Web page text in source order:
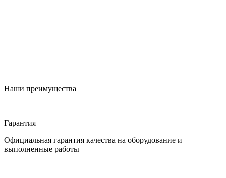
Наши преимущества
Гарантия
Официальная гарантия качества на оборудование и
выполненные работы